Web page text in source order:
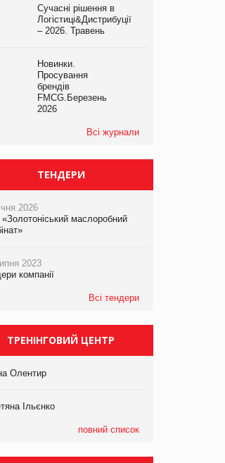
Яна Сараніна, директор
Сучасні рішення в
Логістиці&Дистрибуції
– 2026. Травень
Новинки.
Просування
брендів
FMCG.Березень
2026
Всі журнали
ТЕНДЕРИ
2026
маслоробний
2023
компанії
Всі тендери
ТРЕНІНГОВИЙ ЦЕНТР
Олентир
Ільєнко
повний список